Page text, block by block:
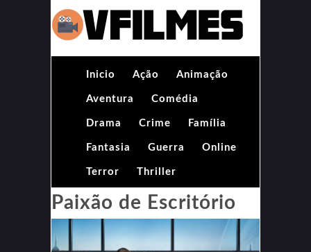
Inicio Ação Animação
Aventura Comédia
Drama Crime Família
Fantasia Guerra Online
Terror Thriller
Paixão de Escritório